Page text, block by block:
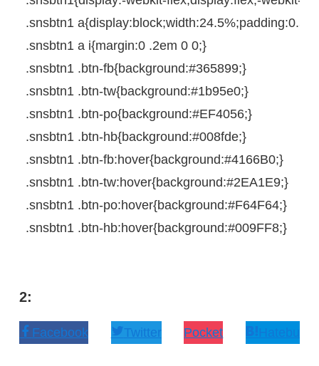
.snsbtn1 a{display:block;width:24.5%;padding:
.snsbtn1 a i{margin:0 .2em 0 0;}
.snsbtn1 .btn-fb{background:#365899;}
.snsbtn1 .btn-tw{background:#1b95e0;}
.snsbtn1 .btn-po{background:#EF4056;}
.snsbtn1 .btn-hb{background:#008fde;}
.snsbtn1 .btn-fb:hover{background:#4166B0;}
.snsbtn1 .btn-tw:hover{background:#2EA1E9;}
.snsbtn1 .btn-po:hover{background:#F64F64;}
.snsbtn1 .btn-hb:hover{background:#009FF8;}
2:
Facebook Twitter Pocket Hatebu